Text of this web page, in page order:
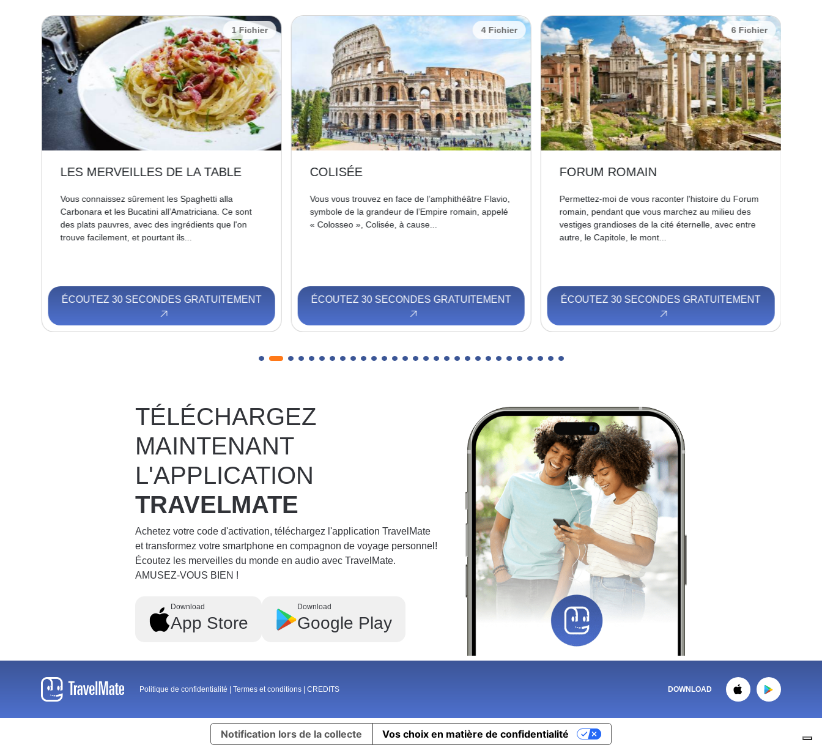
1 Fichier
LES MERVEILLES DE LA TABLE
Vous connaissez sûrement les Spaghetti alla
Carbonara et les Bucatini all’Amatriciana. Ce sont
des plats pauvres, avec des ingrédients que l'on
trouve facilement, et pourtant ils...
ÉCOUTEZ 30 SECONDES GRATUITEMENT
4 Fichier
COLISÉE
Vous vous trouvez en face de l’amphithéâtre Flavio,
symbole de la grandeur de l’Empire romain, appelé
« Colosseo », Colisée, à cause...
ÉCOUTEZ 30 SECONDES GRATUITEMENT
6 Fichier
FORUM ROMAIN
Permettez-moi de vous raconter l'histoire du Forum
romain, pendant que vous marchez au milieu des
vestiges grandioses de la cité éternelle, avec entre
autre, le Capitole, le mont...
ÉCOUTEZ 30 SECONDES GRATUITEMENT
TÉLÉCHARGEZ
MAINTENANT
L'APPLICATION
TRAVELMATE
Achetez votre code d'activation, téléchargez l'application TravelMate
et transformez votre smartphone en compagnon de voyage personnel!
Écoutez les merveilles du monde en audio avec TravelMate.
AMUSEZ-VOUS BIEN !
Download
App Store
Download
Google Play
Politique de confidentialité Termes et conditions CREDITS DOWNLOAD
Notification lors de la collecte Vos choix en matière de confidentialité